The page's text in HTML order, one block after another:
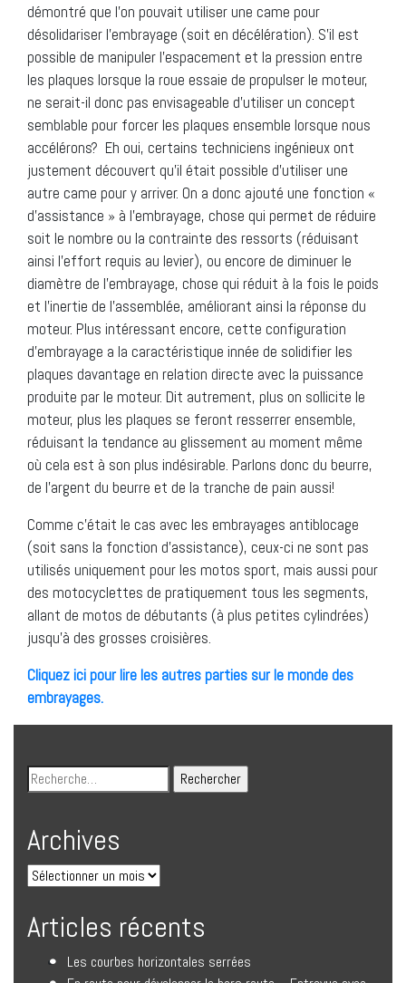
démontré que l’on pouvait utiliser une came pour
désolidariser l’embrayage (soit en décélération). S’il est
possible de manipuler l’espacement et la pression entre
les plaques lorsque la roue essaie de propulser le moteur,
ne serait-il donc pas envisageable d’utiliser un concept
semblable pour forcer les plaques ensemble lorsque nous
accélérons? Eh oui, certains techniciens ingénieux ont
justement découvert qu’il était possible d’utiliser une
autre came pour y arriver. On a donc ajouté une fonction «
d’assistance » à l’embrayage, chose qui permet de réduire
soit le nombre ou la contrainte des ressorts (réduisant
ainsi l’effort requis au levier), ou encore de diminuer le
diamètre de l’embrayage, chose qui réduit à la fois le poids
et l’inertie de l’assemblée, améliorant ainsi la réponse du
moteur. Plus intéressant encore, cette configuration
d’embrayage a la caractéristique innée de solidifier les
plaques davantage en relation directe avec la puissance
produite par le moteur. Dit autrement, plus on sollicite le
moteur, plus les plaques se feront resserrer ensemble,
réduisant la tendance au glissement au moment même
où cela est à son plus indésirable. Parlons donc du beurre,
de l’argent du beurre et de la tranche de pain aussi!
Comme c’était le cas avec les embrayages antiblocage
(soit sans la fonction d’assistance), ceux-ci ne sont pas
utilisés uniquement pour les motos sport, mais aussi pour
des motocyclettes de pratiquement tous les segments,
allant de motos de débutants (à plus petites cylindrées)
jusqu’à des grosses croisières.
Cliquez ici pour lire les autres parties sur le monde des
embrayages.
Archives
Articles récents
Les courbes horizontales serrées